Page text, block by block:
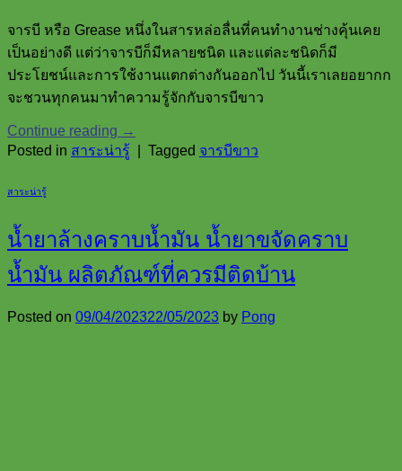
จารบี หรือ Grease หนึ่งในสารหล่อลื่นที่คนทำงานช่างคุ้นเคย
เป็นอย่างดี แต่ว่าจารบีก็มีหลายชนิด และแต่ละชนิดก็มี
ประโยชน์และการใช้งานแตกต่างกันออกไป วันนี้เราเลยอยากก
จะชวนทุกคนมาทำความรู้จักกับจารบีขาว
Continue reading →
Posted in สาระน่ารู้ Tagged จารบีขาว
สาระน่ารู้
น้ำยาล้างคราบน้ำมัน น้ำยาขจัดคราบ
น้ำมัน ผลิตภัณฑ์ที่ควรมีติดบ้าน
Posted on 09/04/202322/05/2023 by Pong